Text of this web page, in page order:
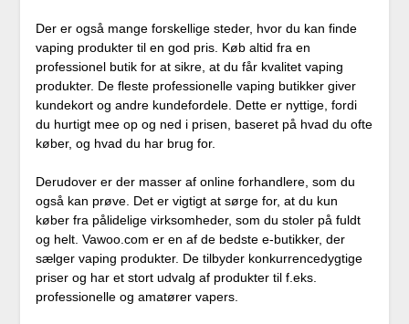
Der er også mange forskellige steder, hvor du kan finde
vaping produkter til en god pris. Køb altid fra en
professionel butik for at sikre, at du får kvalitet vaping
produkter. De fleste professionelle vaping butikker giver
kundekort og andre kundefordele. Dette er nyttige, fordi
du hurtigt mee op og ned i prisen, baseret på hvad du ofte
køber, og hvad du har brug for.
Derudover er der masser af online forhandlere, som du
også kan prøve. Det er vigtigt at sørge for, at du kun
køber fra pålidelige virksomheder, som du stoler på fuldt
og helt. Vawoo.com er en af de bedste e-butikker, der
sælger vaping produkter. De tilbyder konkurrencedygtige
priser og har et stort udvalg af produkter til f.eks.
professionelle og amatører vapers.